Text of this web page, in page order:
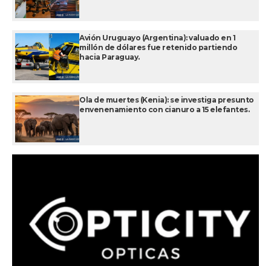
Avión Uruguayo (Argentina): valuado en 1
millón de dólares fue retenido partiendo
hacia Paraguay.
Ola de muertes (Kenia): se investiga presunto
envenenamiento con cianuro a 15 elefantes.